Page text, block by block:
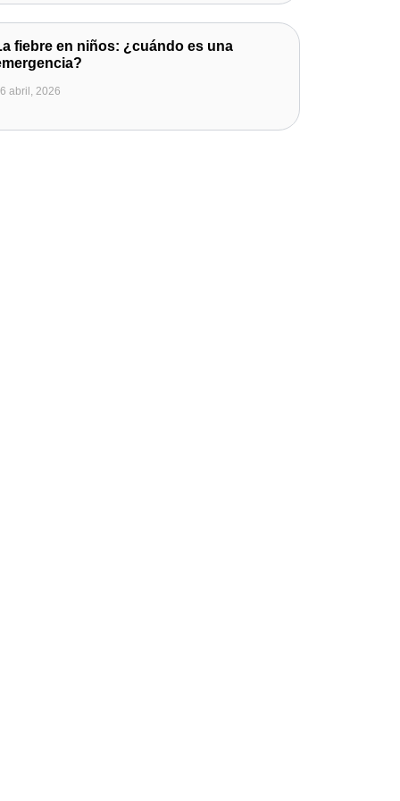
fiebre en niños: ¿cuándo es una
abril, 2026